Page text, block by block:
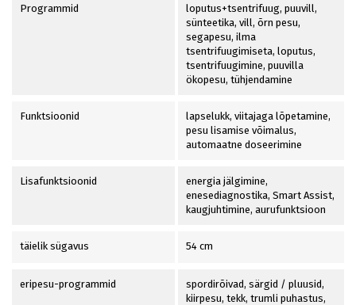
Programmid
loputus+tsentrifuug, puuvill,
sünteetika, vill, õrn pesu,
segapesu, ilma
tsentrifuugimiseta, loputus,
tsentrifuugimine, puuvilla
ökopesu, tühjendamine
Funktsioonid
lapselukk, viitajaga lõpetamine,
pesu lisamise võimalus,
automaatne doseerimine
Lisafunktsioonid
energia jälgimine,
enesediagnostika, Smart Assist,
kaugjuhtimine, aurufunktsioon
täielik sügavus 54 cm
eripesu-programmid
spordirõivad, särgid / pluusid,
kiirpesu, tekk, trumli puhastus,